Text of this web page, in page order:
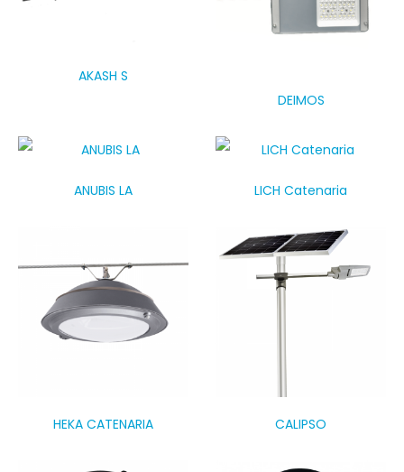
AKASH S
DEIMOS
ANUBIS LA LICH Catenaria
HEKA CATENARIA CALIPSO